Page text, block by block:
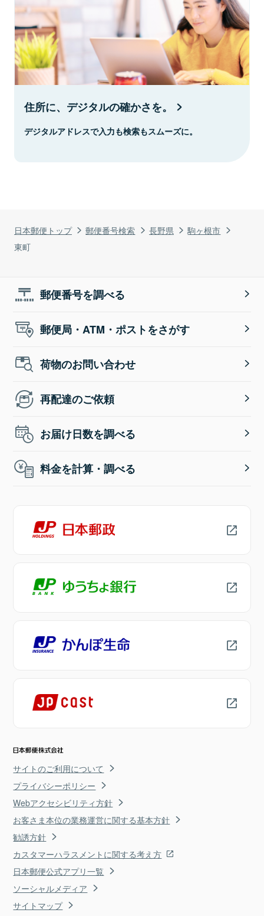
日本郵便トップ 郵便番号検索 長野県
駒ヶ根市
東町
住所に、デジタルの確かさを。
デジタルアドレスで入力も検索もスムーズに。
郵便番号を調べる
郵便局・ATM・ポストをさがす
荷物のお問い合わせ
再配達のご依頼
お届け日数を調べる
料金を計算・調べる
サイトのご利用について
プライバシーポリシー
Webアクセシビリティ方針
お客さま本位の業務運営に関する基本方針
勧誘方針
カスタマーハラスメントに関する考え方
日本郵便公式アプリ一覧
ソーシャルメディア
サイトマップ